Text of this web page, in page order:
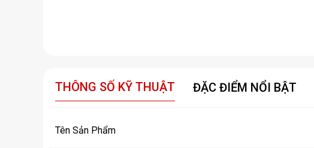
THÔNG SỐ KỸ THUẬT ĐẶC ĐIỂM NỔI BẬT
Tên Sản Phẩm